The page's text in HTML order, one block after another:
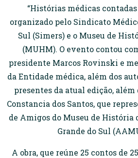
“Histórias médicas
organizado pelo Sindicato
Sul (Simers) e o Museu de
(MUHM). O evento contou
presidente Marcos Rovinski e
da Entidade médica, além dos
presentes da atual edição,
Constancia dos Santos, que
de Amigos do Museu de História
Grande do Sul
A obra, que reúne 25 contos de